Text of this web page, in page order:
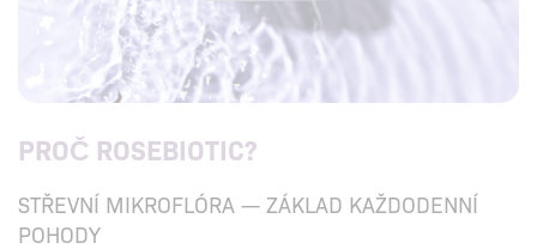
PROČ ROSEBIOTIC?
STŘEVNÍ MIKROFLÓRA — ZÁKLAD KAŽDODENNÍ
POHODY